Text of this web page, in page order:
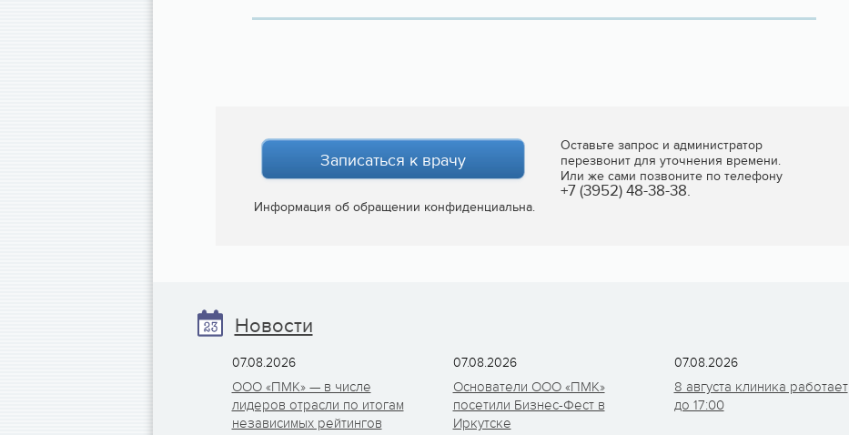
Записаться к врачу
Оставьте запрос и администратор
перезвонит для уточнения времени.
Или же сами позвоните по телефону
+7 (3952) 48-38-38.
Информация об обращении конфиденциальна.
Новости
07.08.2026
ООО «ПМК» — в числе
лидеров отрасли по итогам
независимых рейтингов
07.08.2026
Основатели ООО «ПМК»
посетили Бизнес-Фест в
Иркутске
07.08.2026
8 августа клиника работает
до 17:00